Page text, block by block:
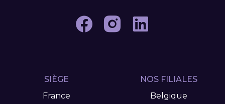
SIÈGE
France
NOS FILIALES
Belgique